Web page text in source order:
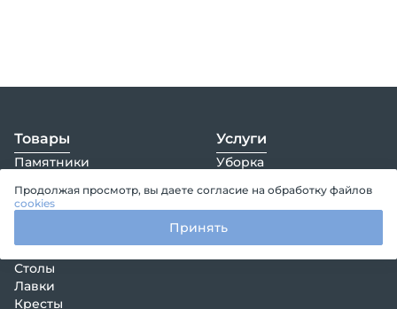
Товары
Памятники
Цветники
Цоколи
Покрытия
Столы
Лавки
Кресты
Услуги
Уборка
Установка и демонтаж
Прочие услуги
Конструктор
Продолжая просмотр, вы даете согласие на обработку файлов
cookies
Принять